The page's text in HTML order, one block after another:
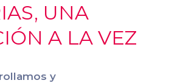
UNA
A LA VEZ
y